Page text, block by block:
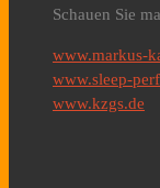
Schauen Sie
www.markus-
www.sleep-
www.kzgs.de